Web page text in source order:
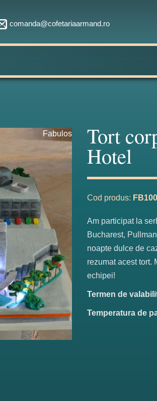
comanda@cofetariaarmand.ro
Fabulos Tort
Hotel
Cod produs: FB100
Am participat la
Bucharest,
noapte dulce de
rezumat acest tort.
echipei!
Termen de
Temperatura de